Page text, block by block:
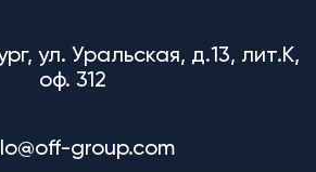
ул. Уральская, д.13, лит.К,
оф. 312
group.com